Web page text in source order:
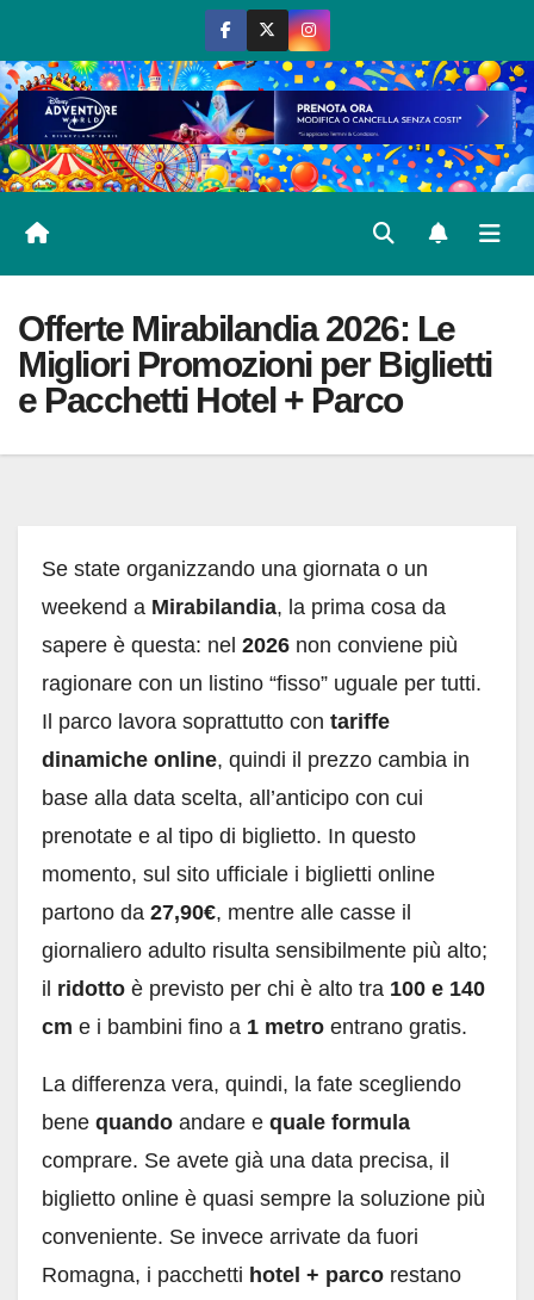
al
contenuto
Offerte Mirabilandia 2026: Le
Migliori Promozioni per Biglietti
e Pacchetti Hotel + Parco
Se state organizzando una giornata o un
weekend a Mirabilandia, la prima cosa da
sapere è questa: nel 2026 non conviene più
ragionare con un listino “fisso” uguale per tutti.
Il parco lavora soprattutto con tariffe
dinamiche online, quindi il prezzo cambia in
base alla data scelta, all’anticipo con cui
prenotate e al tipo di biglietto. In questo
momento, sul sito ufficiale i biglietti online
partono da 27,90€, mentre alle casse il
giornaliero adulto risulta sensibilmente più alto;
il ridotto è previsto per chi è alto tra 100 e 140
cm e i bambini fino a 1 metro entrano gratis.
La differenza vera, quindi, la fate scegliendo
bene quando andare e quale formula
comprare. Se avete già una data precisa, il
biglietto online è quasi sempre la soluzione più
conveniente. Se invece arrivate da fuori
Romagna, i pacchetti hotel + parco restano